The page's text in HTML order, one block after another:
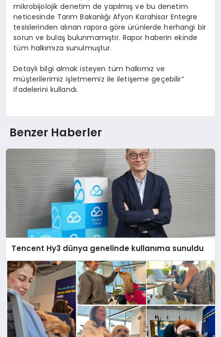
mikrobijolojik denetim de yapılmış ve bu denetim
neticesinde Tarım Bakanlığı Afyon Karahisar Entegre
tesislerinden alınan rapora göre ürünlerde herhangi bir
sorun ve bulaş bulunmamıştır. Rapor haberin ekinde
tüm halkımıza sunulmuştur.
Detaylı bilgi almak isteyen tüm halkımız ve
müşterilerimiz işletmemiz ile iletişeme geçebilir”
ifadelerini kullandı.
Benzer Haberler
Tencent Hy3 dünya genelinde kullanıma sunuldu